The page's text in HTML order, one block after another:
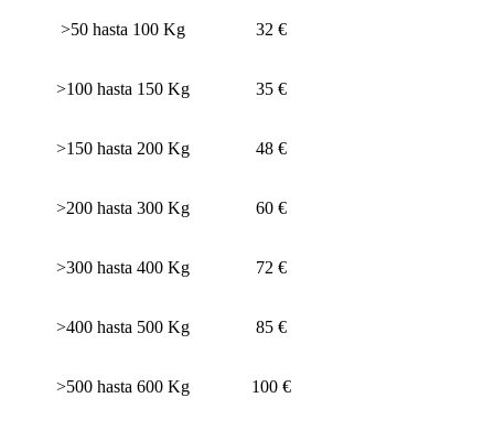
>50 hasta 100 Kg 32 €
>100 hasta 150 Kg 35 €
>150 hasta 200 Kg 48 €
>200 hasta 300 Kg 60 €
>300 hasta 400 Kg 72 €
>400 hasta 500 Kg 85 €
>500 hasta 600 Kg 100 €